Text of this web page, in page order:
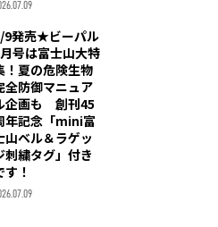
9発売★ビーパル
号は富士山大特
！夏の危険生物
全防御マニュア
企画も 創刊45
年記念「mini富
山ベル＆ラゲッ
刺繍タグ」付き
す！